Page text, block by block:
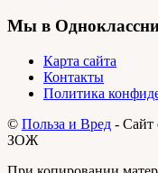
Мы в
Карта сайта
Контакты
Политика
© Польза и Вред - Сайт
ЗОЖ